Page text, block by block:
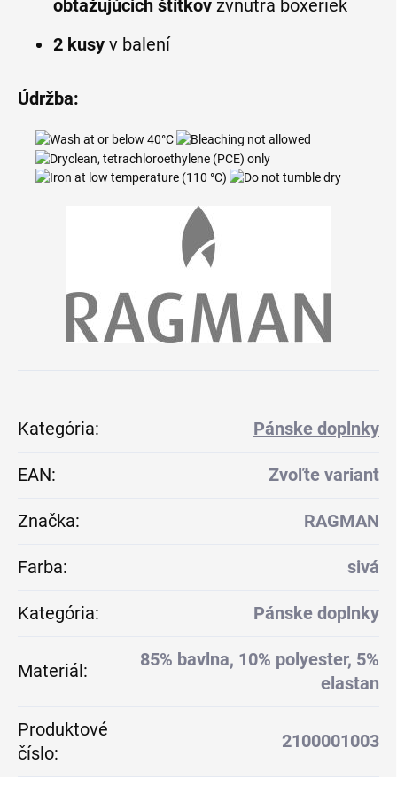
obťažujúcich štítkov zvnútra boxeriek
2 kusy v balení
Údržba:
Kategória: Pánske doplnky
EAN: Zvoľte variant
Značka: RAGMAN
Farba: sivá
Kategória: Pánske doplnky
Materiál:
85% bavlna, 10% polyester, 5%
elastan
Produktové
číslo:
2100001003